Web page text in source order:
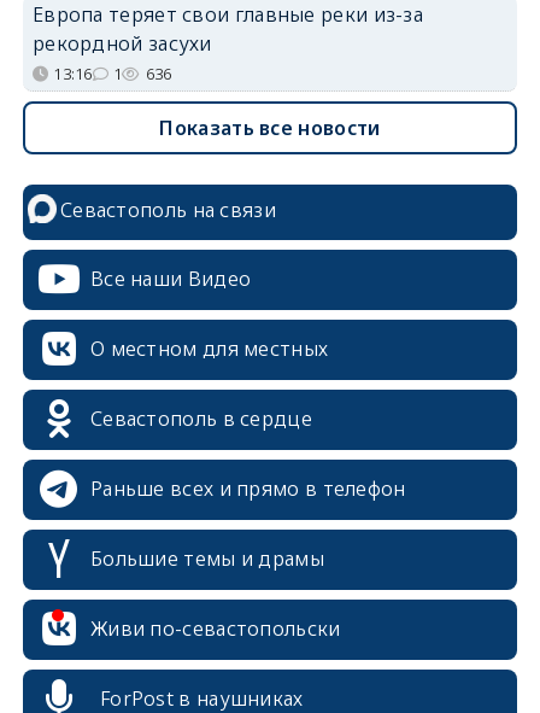
Европа теряет свои главные реки из-за
рекордной засухи
13:16 1 636
Показать все новости
Севастополь на связи
Все наши Видео
О местном для местных
Севастополь в сердце
Раньше всех и прямо в телефон
Большие темы и драмы
Живи по-севастопольски
ForPost в наушниках